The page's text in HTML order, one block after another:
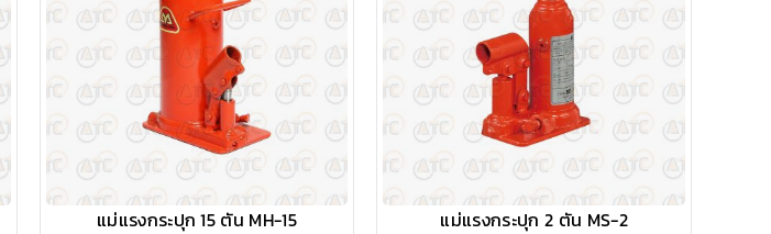
แม่แรงกระปุก 15 ตัน MH-15 แม่แรงกระปุก 2 ตัน MS-2